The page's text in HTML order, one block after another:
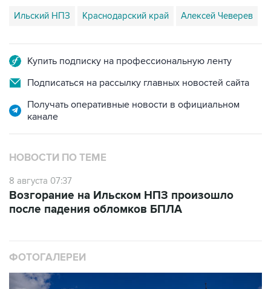
Ильский НПЗ Краснодарский край Алексей Чеверев
Купить подписку на профессиональную ленту
Подписаться на рассылку главных новостей сайта
Получать оперативные новости в официальном
канале
НОВОСТИ ПО ТЕМЕ
8 августа 07:37
Возгорание на Ильском НПЗ произошло
после падения обломков БПЛА
ФОТОГАЛЕРЕИ